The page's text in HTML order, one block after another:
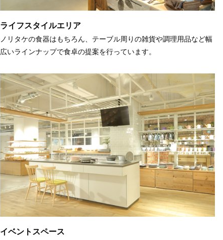
ライフスタイルエリア
ノリタケの食器はもちろん、テーブル周りの雑貨や調理用品など幅
広いラインナップで食卓の提案を行っています。
イベントスペース